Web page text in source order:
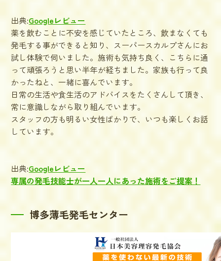
出典:Googleレビュー
薬を飲むことに不安を感じていたところ、飲まなくても
発毛する事ができると知り、スーパースカルプさんにお
試し体験で伺いました。施術も気持ち良く、こちらに通
って頑張ろうと思い半年が経ちました。家族も行って良
かったねと、一緒に喜んでいます。
日常の生活や食生活のアドバイスをたくさんして頂き、
常に意識しながら取り組んでいます。
スタッフの方も明るい女性ばかりで、いつも楽しくお話
しています。
出典:Googleレビュー
専属の発毛技能士が一人一人にあった施術をご提案！
博多薄毛発毛センター